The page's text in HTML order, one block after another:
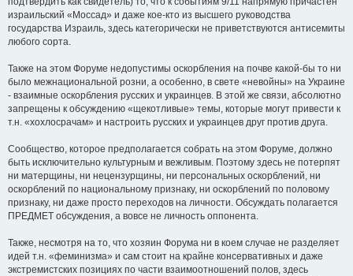
израильский «Моссад» и даже кое-кто из высшего руководства
государства Израиль, здесь категорически не приветствуются антисемиты
любого сорта.
Также на этом Форуме недопустимы оскорбления на почве какой-бы то ни
было межнациональной розни, а особенно, в свете «невойны» на Украине
- взаимные оскорбления русских и украинцев. В этой же связи, абсолютно
запрещены к обсуждению «щекотливые» темы, которые могут привести к
т.н. «хохлосрачам» и настроить русских и украинцев друг против друга.
Сообщество, которое предполагается собрать на этом Форуме, должно
быть исключительно культурным и вежливым. Поэтому здесь не потерпят
ни матерщины, ни нецензурщины, ни персональных оскорблений, ни
оскорблений по национальному признаку, ни оскорблений по половому
признаку, ни даже просто переходов на личности. Обсуждать полагается
ПРЕДМЕТ обсуждения, а вовсе не личность оппонента.
Также, несмотря на то, что хозяин Форума ни в коем случае не разделяет
идей т.н. «феминизма» и сам стоит на крайне консервативных и даже
экстремистских позициях по части взаимоотношений полов, здесь